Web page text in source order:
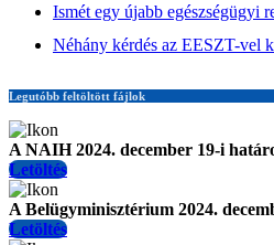
Ismét egy újabb egészségügyi
Néhány kérdés az EESZT-vel
Legutóbb feltöltött fájlok
A NAIH 2024. december 19-i
Letöltés
A Belügyminisztérium 2024.
Letöltés